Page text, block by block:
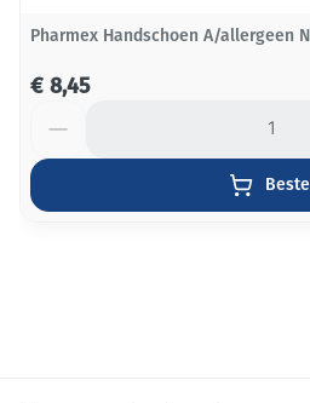
Pharmex Handschoen A/allergeen
€ 8,45